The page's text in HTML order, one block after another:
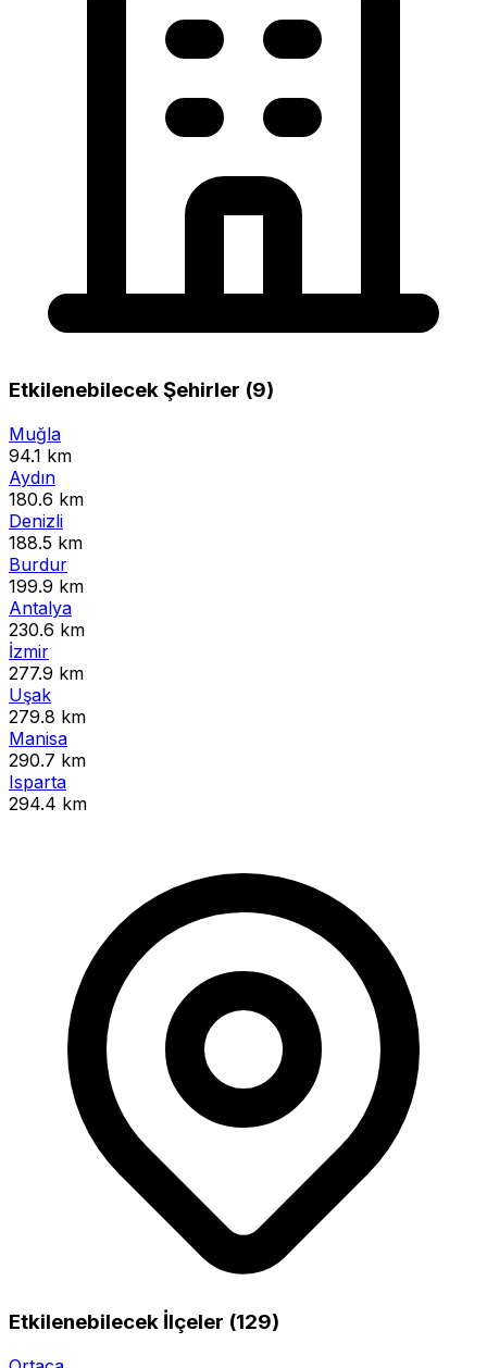
Etkilenebilecek Şehirler (9)
Muğla
94.1 km
Aydın
180.6 km
Denizli
188.5 km
Burdur
199.9 km
Antalya
230.6 km
İzmir
277.9 km
Uşak
279.8 km
Manisa
290.7 km
Isparta
294.4 km
Etkilenebilecek İlçeler (129)